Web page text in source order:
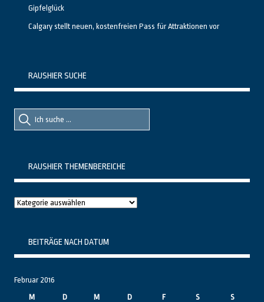
Gipfelglück
Calgary stellt neuen, kostenfreien Pass für Attraktionen vor
RAUSHIER SUCHE
Suche
nach::
Suche
nach:
RAUSHIER THEMENBEREICHE
Raushier
BEITRÄGE NACH DATUM
Februar 2016
M
D M D F S
S